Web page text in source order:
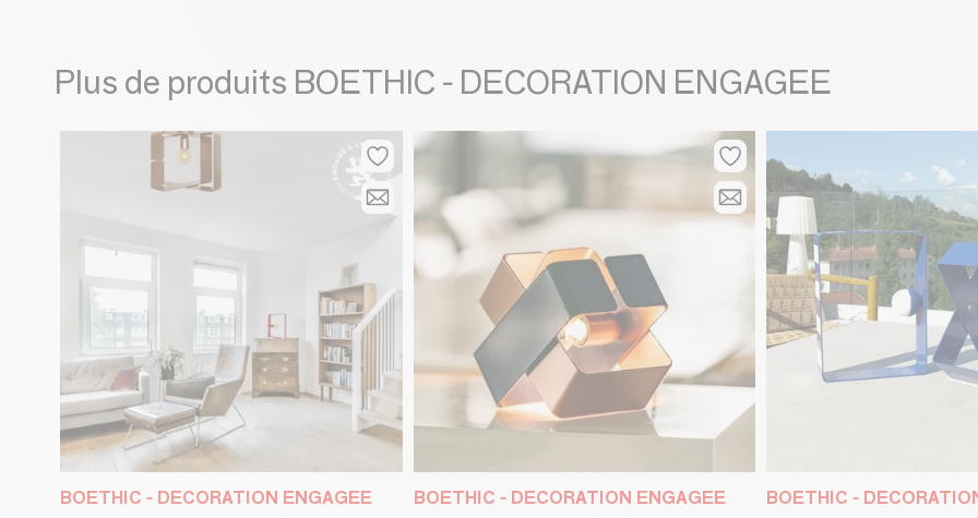
Plus de produits BOETHIC - DECORATION ENGAGEE
BOETHIC - DECORATION ENGAGEE BOETHIC - DECORATION ENGAGEE BOETHIC -